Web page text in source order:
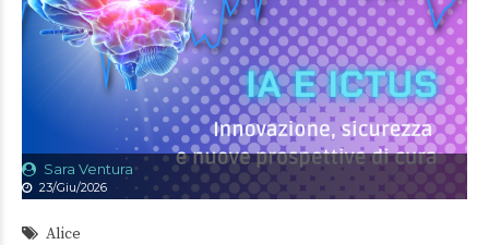
Sara Ventura
23/Giu/2026
Alice